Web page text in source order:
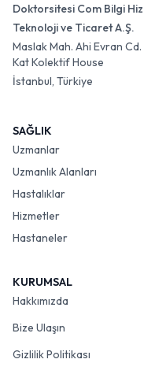
Doktorsitesi Com Bilgi
Teknoloji ve Ticaret A.Ş.
Maslak Mah. Ahi Evran
Kat Kolektif House
İstanbul, Türkiye
SAĞLIK
Uzmanlar
Uzmanlık Alanları
Hastalıklar
Hizmetler
Hastaneler
KURUMSAL
Hakkımızda
Bize Ulaşın
Gizlilik Politikası